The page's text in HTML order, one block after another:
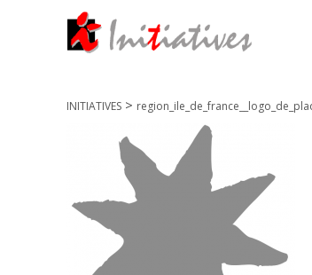
INITIATIVES >